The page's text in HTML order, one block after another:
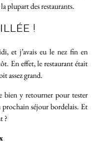
plupart des restaurants.
!
et j’avais eu le nez fin en
En effet, le restaurant était
assez grand.
bien y retourner pour tester
prochain séjour bordelais. Et
?